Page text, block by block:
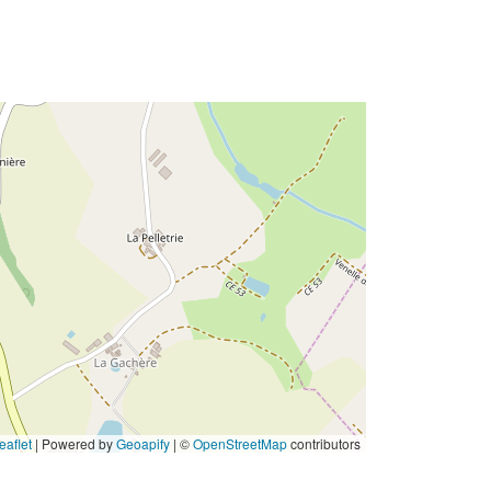
| Powered byGeoapify | ©OpenStreetMapcontributors